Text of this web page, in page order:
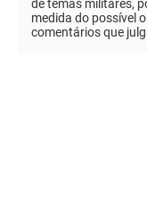
de temas militares,
medida do possível
comentários que